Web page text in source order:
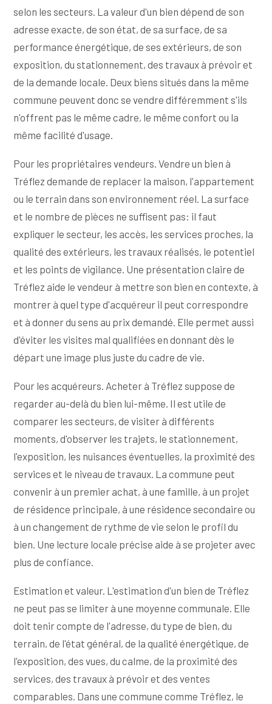
selon les secteurs. La valeur d'un bien dépend de son
adresse exacte, de son état, de sa surface, de sa
performance énergétique, de ses extérieurs, de son
exposition, du stationnement, des travaux à prévoir et
de la demande locale. Deux biens situés dans la même
commune peuvent donc se vendre différemment s'ils
n'offrent pas le même cadre, le même confort ou la
même facilité d'usage.
Pour les propriétaires vendeurs. Vendre un bien à
Tréflez demande de replacer la maison, l'appartement
ou le terrain dans son environnement réel. La surface
et le nombre de pièces ne suffisent pas: il faut
expliquer le secteur, les accès, les services proches, la
qualité des extérieurs, les travaux réalisés, le potentiel
et les points de vigilance. Une présentation claire de
Tréflez aide le vendeur à mettre son bien en contexte, à
montrer à quel type d'acquéreur il peut correspondre
et à donner du sens au prix demandé. Elle permet aussi
d'éviter les visites mal qualifiées en donnant dès le
départ une image plus juste du cadre de vie.
Pour les acquéreurs. Acheter à Tréflez suppose de
regarder au-delà du bien lui-même. Il est utile de
comparer les secteurs, de visiter à différents
moments, d'observer les trajets, le stationnement,
l'exposition, les nuisances éventuelles, la proximité des
services et le niveau de travaux. La commune peut
convenir à un premier achat, à une famille, à un projet
de résidence principale, à une résidence secondaire ou
à un changement de rythme de vie selon le profil du
bien. Une lecture locale précise aide à se projeter avec
plus de confiance.
Estimation et valeur. L'estimation d'un bien de Tréflez
ne peut pas se limiter à une moyenne communale. Elle
doit tenir compte de l'adresse, du type de bien, du
terrain, de l'état général, de la qualité énergétique, de
l'exposition, des vues, du calme, de la proximité des
services, des travaux à prévoir et des ventes
comparables. Dans une commune comme Tréflez, le